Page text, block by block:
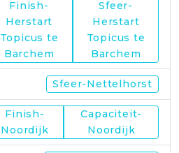
Finish-
Herstart
Topicus te
Barchem
Sfeer-
Herstart
Topicus te
Barchem
Sfeer-Nettelhorst
Finish-
Noordijk
Capaciteit-
Noordijk